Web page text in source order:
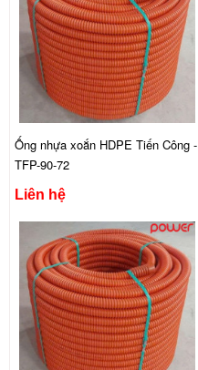
Ống nhựa xoắn HDPE Tiến Công -
TFP-90-72
Liên hệ